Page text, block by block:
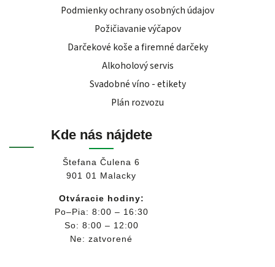
Podmienky ochrany osobných údajov
Požičiavanie výčapov
Darčekové koše a firemné darčeky
Alkoholový servis
Svadobné víno - etikety
Plán rozvozu
Kde nás nájdete
Štefana Čulena 6
901 01 Malacky
Otváracie hodiny:
Po–Pia: 8:00 – 16:30
So: 8:00 – 12:00
Ne: zatvorené